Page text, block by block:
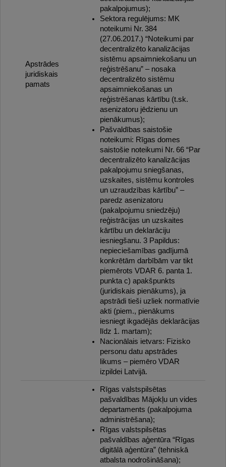
Apstrādes
juridiskais
pamats
pakalpojumus);
Sektora regulējums: MK
noteikumi Nr. 384
(27.06.2017.) “Noteikumi par
decentralizēto kanalizācijas
sistēmu apsaimniekošanu un
reģistrēšanu” – nosaka
decentralizēto sistēmu
apsaimniekošanas un
reģistrēšanas kārtību (t.sk.
asenizatoru jēdzienu un
pienākumus);
Pašvaldības saistošie
noteikumi: Rīgas domes
saistošie noteikumi Nr. 66 “Par
decentralizēto kanalizācijas
pakalpojumu sniegšanas,
uzskaites, sistēmu kontroles
un uzraudzības kārtību” –
paredz asenizatoru
(pakalpojumu sniedzēju)
reģistrācijas un uzskaites
kārtību un deklarāciju
iesniegšanu. 3 Papildus:
nepieciešamības gadījumā
konkrētām darbībām var tikt
piemērots VDAR 6. panta 1.
punkta c) apakšpunkts
(juridiskais pienākums), ja
apstrādi tieši uzliek normatīvie
akti (piem., pienākums
iesniegt ikgadējās deklarācijas
līdz 1. martam);
Nacionālais ietvars: Fizisko
personu datu apstrādes
likums – piemēro VDAR
izpildei Latvijā.
Rīgas valstspilsētas
pašvaldības Mājokļu un vides
departaments (pakalpojuma
administrēšana);
Rīgas valstspilsētas
pašvaldības aģentūra “Rīgas
digitālā aģentūra” (tehniskā
atbalsta nodrošināšana);